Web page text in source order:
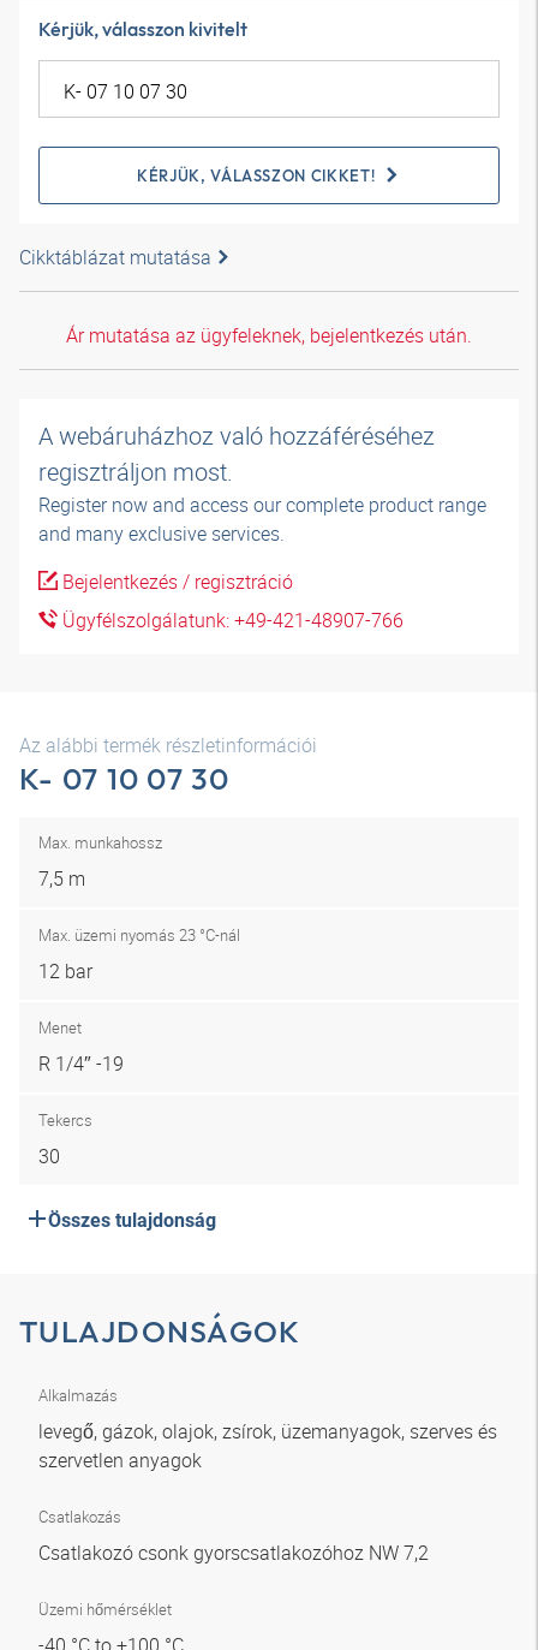
Kérjük, válasszon kivitelt
KÉRJÜK, VÁLASSZON CIKKET!
Cikktáblázat mutatása
Ár mutatása az ügyfeleknek, bejelentkezés után.
A webáruházhoz való hozzáféréséhez
regisztráljon most.
Register now and access our complete product range
and many exclusive services.
Bejelentkezés / regisztráció
Ügyfélszolgálatunk: +49-421-48907-766
Az alábbi termék részletinformációi
K- 07 10 07 30
Max. munkahossz
7,5 m
Max. üzemi nyomás 23 °C-nál
12 bar
Menet
R 1/4″ -19
Tekercs
30
Összes tulajdonság
TULAJDONSÁGOK
Alkalmazás
levegő, gázok, olajok, zsírok, üzemanyagok, szerves és
szervetlen anyagok
Csatlakozás
Csatlakozó csonk gyorscsatlakozóhoz NW 7,2
Üzemi hőmérséklet